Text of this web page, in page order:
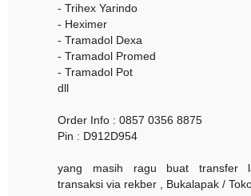
- Trihex Yarindo
- Heximer
- Tramadol Dexa
- Tramadol Promed
- Tramadol Pot
dll
Order Info : 0857 0356 8875
Pin : D912D954
yang masih ragu buat transfer
transaksi via rekber , Bukalapak /